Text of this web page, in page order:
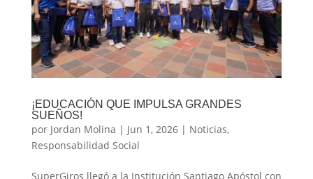
¡EDUCACIÓN QUE IMPULSA GRANDES
SUEÑOS!
por Jordan Molina | Jun 1, 2026| Noticias,
Responsabilidad Social
SuperGiros llegó a la Institución Santiago Apóstol con